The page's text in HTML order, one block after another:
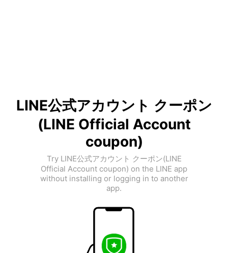
LINE公式アカウント クーポン
(LINE Official Account
coupon)
Try LINE公式アカウント クーポン(LINE
Official Account coupon) on the LINE app
without installing or logging in to another
app.